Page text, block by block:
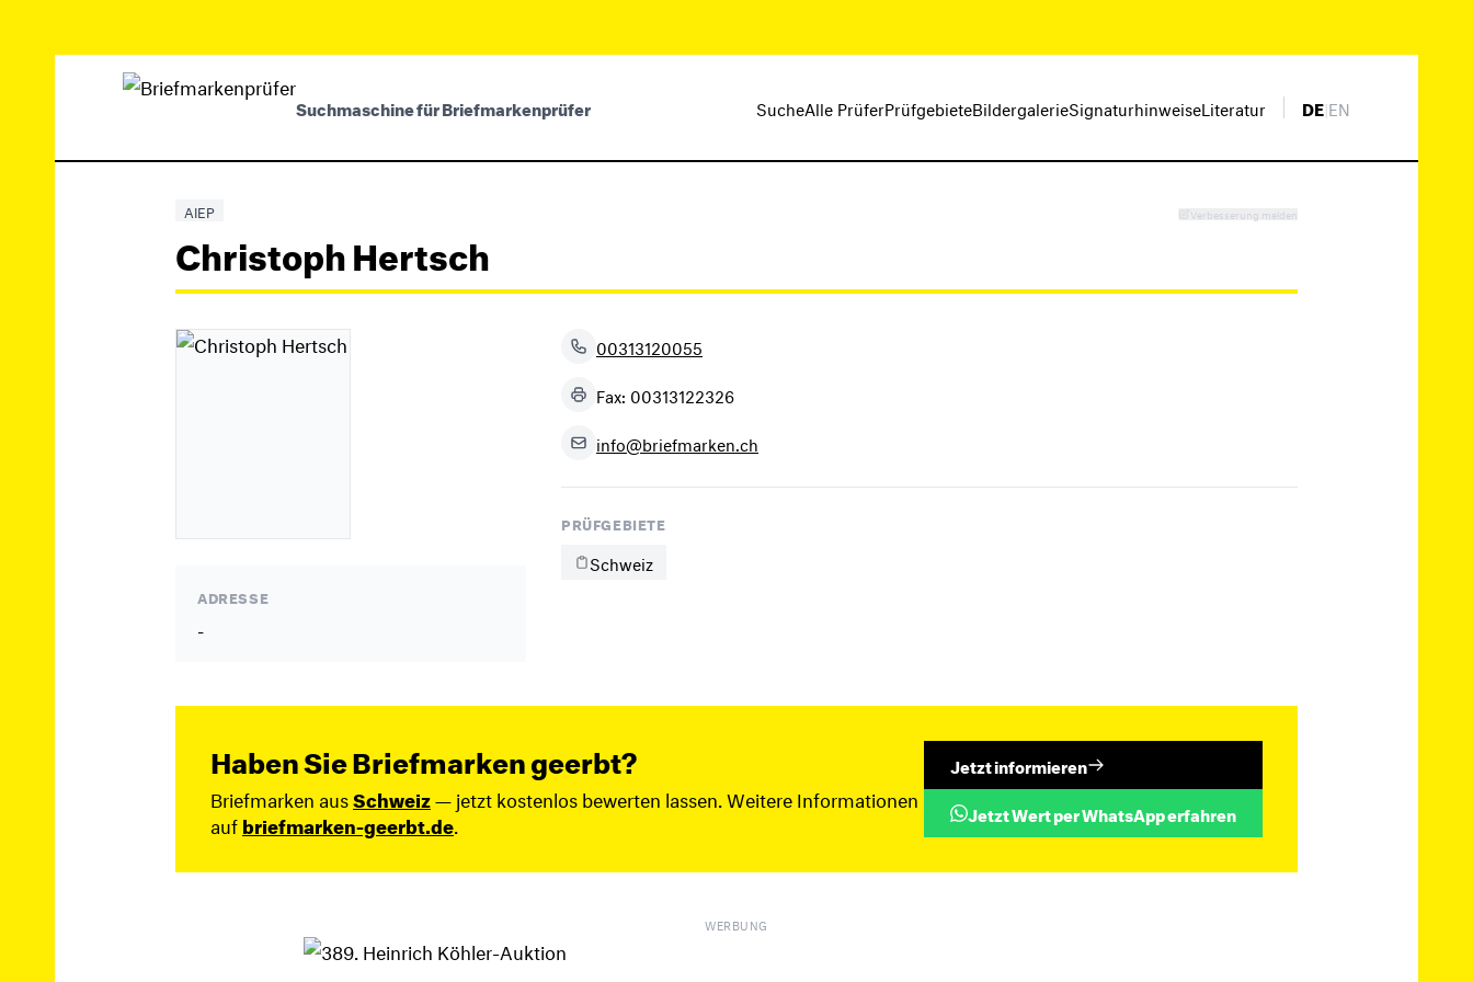
Suchmaschine für Briefmarkenprüfer SucheAlle PrüferPrüfgebieteBildergalerieSignaturhinweiseLiteratur DE|EN
AIEP Verbesserung melden
Christoph Hertsch
ADRESSE
-
00313120055
Fax: 00313122326
info@briefmarken.ch
PRÜFGEBIETE
Schweiz
Haben Sie Briefmarken geerbt?
Briefmarken ausSchweiz— jetzt kostenlos bewerten lassen. Weitere Informationen
aufbriefmarken-geerbt.de
Jetzt informieren
Jetzt Wert per WhatsApp erfahren
WERBUNG